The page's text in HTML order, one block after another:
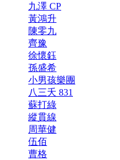
九澤 CP
黃鴻升
陳零九
齊豫
徐懷鈺
孫盛希
小男孩樂團
八三夭 831
蘇打綠
縱貫線
周華健
伍佰
曹格